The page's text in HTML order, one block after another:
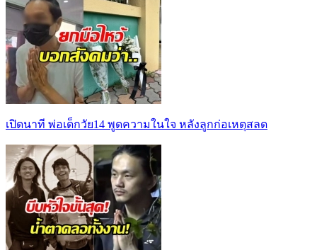
เปิดนาที พ่อเด็กวัย14 พูดความในใจ หลังลูกก่อเหตุสลด